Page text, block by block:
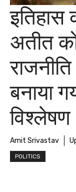
इतिहास
अतीत
बनाया
विश्लेषण
Amit Srivastav
POLITICS